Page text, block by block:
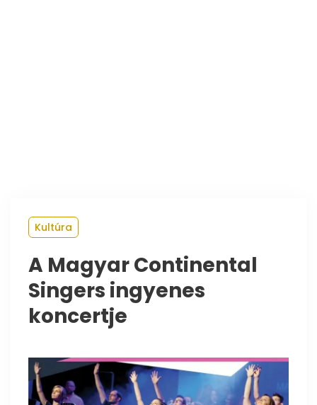
Kultúra
A Magyar Continental
Singers ingyenes
koncertje